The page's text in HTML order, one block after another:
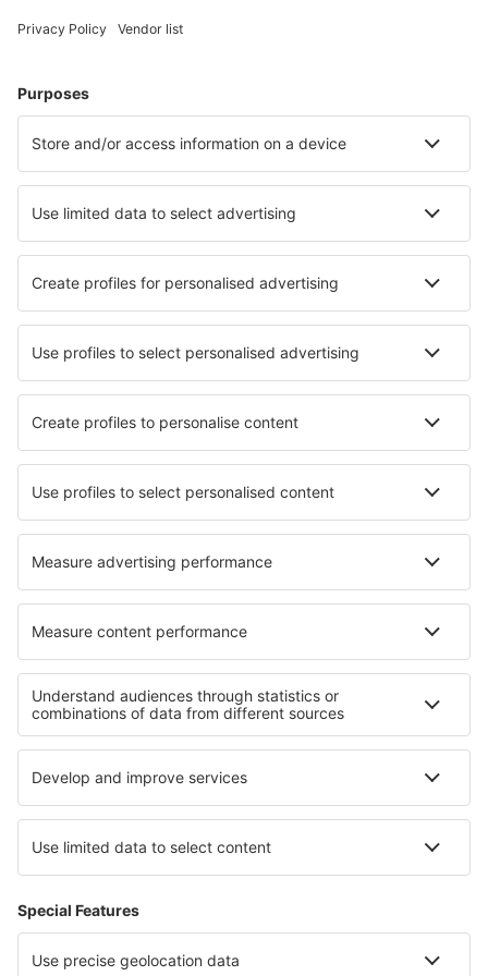
Cele mai căutate hoteluri de către utilizatorii eSky
Hoteluri în Palermo
Hoteluri în Napoli Hoteluri în Florenţa
Hoteluri în Cervia Hoteluri în Trento
Hoteluri în Bardolino Hoteluri în Taranto
Cele mai bune hoteluri - orașe
Hoteluri în Canecas Hoteluri în Bubry
Hoteluri în Apsiou Hoteluri în Ipiau Hoteluri în Hillside
Hoteluri în Nové Mesto nad Váhom Hoteluri în Ronehamn
Cele mai bune hoteluri - regiuni
Hoteluri in Friuli-Veneția Giulia Hoteluri in Val di Fiemme
Hoteluri in Val Rendena Hoteluri in Liguria
Hoteluri in Italian Alps Hoteluri în Southern Hungarian Plains
Hoteluri in Mallorca Hoteluri in Morelos